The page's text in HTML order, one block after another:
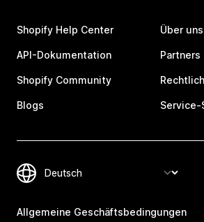
Shopify Help Center
API-Dokumentation
Shopify Community
Blogs
Über uns
Partners
Service-
Allgemeine Geschäftsbedingungen